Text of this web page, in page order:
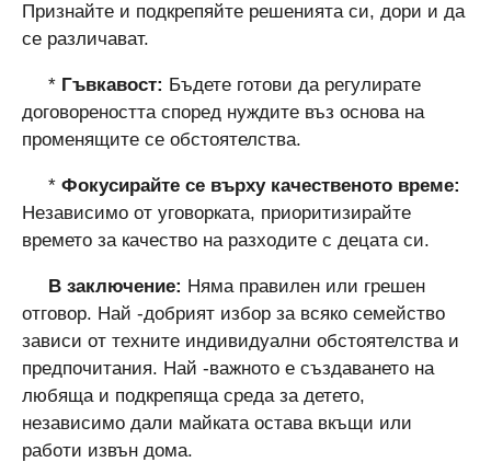
Признайте и подкрепяйте решенията си, дори и да
се различават.
* Гъвкавост: Бъдете готови да регулирате
договореността според нуждите въз основа на
променящите се обстоятелства.
* Фокусирайте се върху качественото време:
Независимо от уговорката, приоритизирайте
времето за качество на разходите с децата си.
В заключение: Няма правилен или грешен
отговор. Най -добрият избор за всяко семейство
зависи от техните индивидуални обстоятелства и
предпочитания. Най -важното е създаването на
любяща и подкрепяща среда за детето,
независимо дали майката остава вкъщи или
работи извън дома.